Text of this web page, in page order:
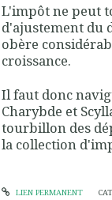
L'impôt ne peut
d'ajustement du
obère
croissance.
Il faut donc
Charybde et
tourbillon des
la collection
LIEN PERMANENT